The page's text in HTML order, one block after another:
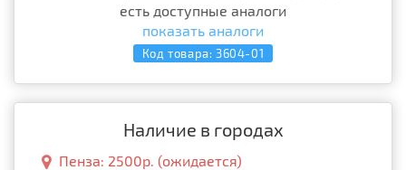
есть доступные аналоги
показать аналоги
Код товара: 3604-01
Наличие в городах
Пенза: 2500р. (ожидается)